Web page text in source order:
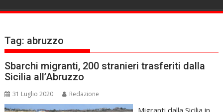
Tag: abruzzo
Sbarchi migranti, 200 stranieri trasferiti dalla
Sicilia all’Abruzzo
31 Luglio 2020 Redazione
Migranti dalla Sicilia in